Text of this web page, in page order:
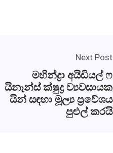
Next Post
මහින්ද්‍රා අයිඩියල් ෆ
යිනෑන්ස් ක්ෂුද්‍ර ව්‍යවසායක
යින් සඳහා මූල්‍ය ප්‍රවේශය
පුළුල් කරයි